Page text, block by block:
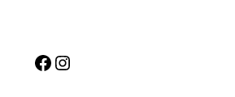
Facebook
Instagram